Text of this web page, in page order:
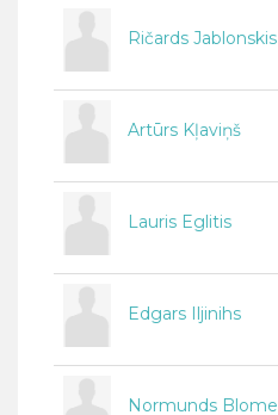
Ričards Jablonskis
Artūrs Kļaviņš
Lauris Eglitis
Edgars Iljinihs
Normunds Blome